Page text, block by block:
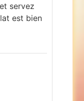
servez
est bien